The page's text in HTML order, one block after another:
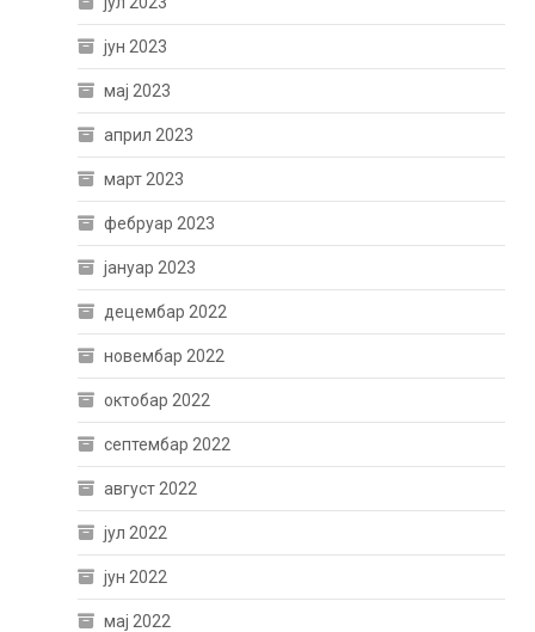
јун 2023
мај 2023
април 2023
март 2023
фебруар 2023
јануар 2023
децембар 2022
новембар 2022
октобар 2022
септембар 2022
август 2022
јул 2022
јун 2022
мај 2022